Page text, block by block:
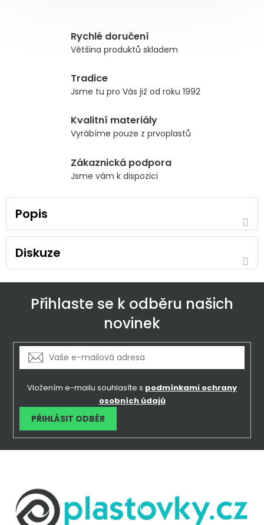
Rychlé doručení
Většina produktů skladem
Tradice
Jsme tu pro Vás již od roku 1992
Kvalitní materiály
Vyrábíme pouze z prvoplastů
Zákaznická podpora
Jsme vám k dispozici
Popis
Diskuze
Přihlaste se k odběru našich
novinek
Vložením e-mailu souhlasíte s podmínkami ochrany
osobních údajů
PŘIHLÁSIT ODBĚR
Z